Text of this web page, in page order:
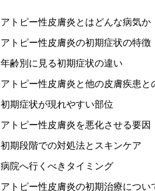
アトピー性皮膚炎とはどんな病気か
アトピー性皮膚炎の初期症状の特徴
年齢別に見る初期症状の違い
アトピー性皮膚炎と他の皮膚疾患と
初期症状が現れやすい部位
アトピー性皮膚炎を悪化させる要因
初期段階での対処法とスキンケア
病院へ行くべきタイミング
アトピー性皮膚炎の初期治療につい